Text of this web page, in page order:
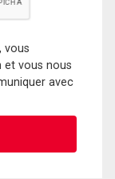
vous
et vous nous
avec